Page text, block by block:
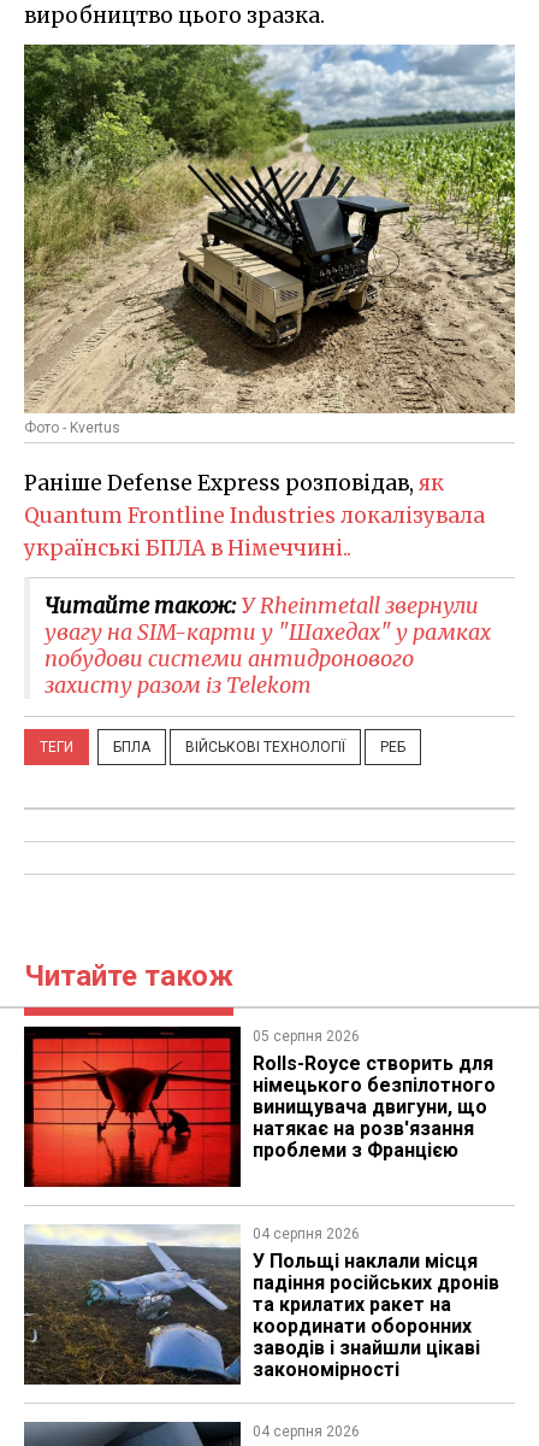
виробництво цього зразка.
Фото - Kvertus
Раніше Defense Express розповідав, як
Quantum Frontline Industries локалізувала
українські БПЛА в Німеччині..
Читайте також:У Rheinmetall звернули
увагу на SIM-карти у "Шахедах" у рамках
побудови системи антидронового
захисту разом із Telekom
ТЕГИ БПЛА ВІЙСЬКОВІ ТЕХНОЛОГІЇ РЕБ
Читайте також
05 серпня 2026
Rolls-Royce створить для
німецького безпілотного
винищувача двигуни, що
натякає на розв'язання
проблеми з Францією
04 серпня 2026
У Польщі наклали місця
падіння російських дронів
та крилатих ракет на
координати оборонних
заводів і знайшли цікаві
закономірності
04 серпня 2026